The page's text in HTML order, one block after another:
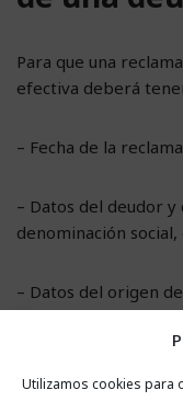
Utilizamos cookies para
Para que una
efectiva deberá
– Fecha de la
– Datos del deudor
denominación
– Datos del origen
una factura deberán